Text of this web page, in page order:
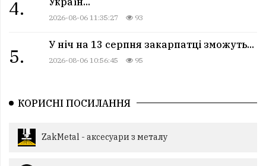
4. 2026-08-06 11:35:27 93
5.
У ніч на 13 серпня закарпатці зможуть...
2026-08-06 10:56:45 95
КОРИСНІ ПОСИЛАННЯ
ZakMetal - аксесуари з металу